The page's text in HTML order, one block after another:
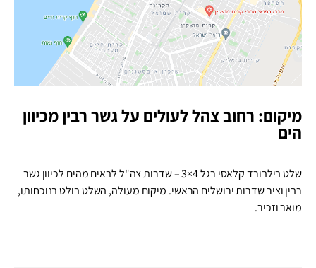
מיקום: רחוב צהל לעולים על גשר רבין מכיוון
הים
שלט בילבורד קלאסי רגל 4×3 – שדרות צה"ל לבאים מהים לכיוון גשר
רבין וציר שדרות ירושלים הראשי. מיקום מעולה, השלט בולט בנוכחותו,
מואר וזכיר.